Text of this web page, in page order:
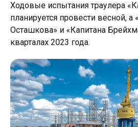
Ходовые испытания траулера
планируется провести весной, а
Осташкова» и «Капитана
кварталах 2023 года.